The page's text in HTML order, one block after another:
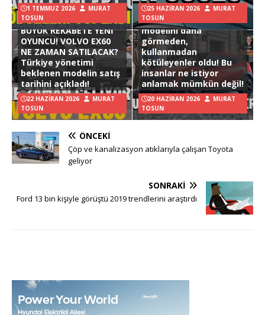
1 TEMMUZ 2026
MURAT
TOSUN
25 HAZIRAN 2026
MURAT
TOSUN
BÜYÜK REKABETE YENİ
OYUNCU! VOLVO EX60
NE ZAMAN SATILACAK?
Türkiye yönetimi
beklenen modelin satış
tarihini açıkladı!
22 HAZIRAN 2026
MURAT
TOSUN
Hyundai Ioniq 3
modelini daha
görmeden,
kullanmadan
kötüleyenler oldu! Bu
insanlar ne istiyor
anlamak mümkün değil!
20 HAZIRAN 2026
MURAT
TOSUN
ÖNCEKI
Çöp ve kanalizasyon atıklarıyla çalışan Toyota
geliyor
SONRAKI
Ford 13 bin kişiyle görüştü 2019 trendlerini araştırdı